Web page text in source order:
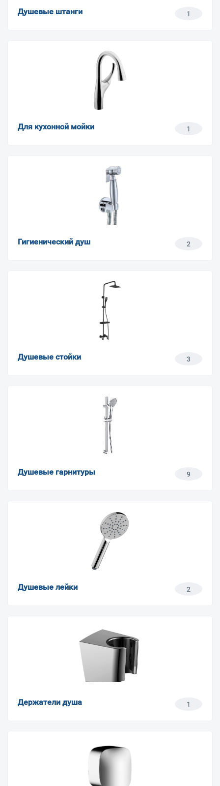
Душевые штанги 1
Для кухонной мойки 1
Гигиенический душ 2
Душевые стойки 3
Душевые гарнитуры 9
Душевые лейки 2
Держатели душа 1